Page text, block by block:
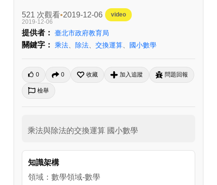
521 次觀看 2019-12-06
video
2019-12-06
提供者： 臺北市政府教育局
關鍵字： 乘法 除法 交換運算 國小數學
0 0 收藏 加入追蹤 問題回報
檢舉
乘法與除法的交換運算 國小數學
知識架構
領域：數學領域-數學